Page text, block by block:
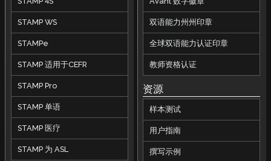
STAMP WS
STAMPe
STAMP 适用于CEFR
STAMP Pro
STAMP 单语
STAMP 医疗
STAMP 为 ASL
双语能力州州印章
全球双语能力认证印章
教师资格认证
资源
样本测试
用户指南
撰写示例